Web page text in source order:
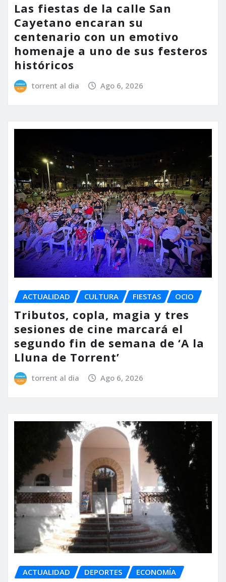
Las fiestas de la calle San
Cayetano encaran su
centenario con un emotivo
homenaje a uno de sus festeros
históricos
torrent al dia Ago 6, 2026
ACTUALIDAD CULTURA FIESTAS OCIO
Tributos, copla, magia y tres
sesiones de cine marcará el
segundo fin de semana de ‘A la
Lluna de Torrent’
torrent al dia Ago 6, 2026
ACTUALIDAD DEPORTES ECONOMÍA